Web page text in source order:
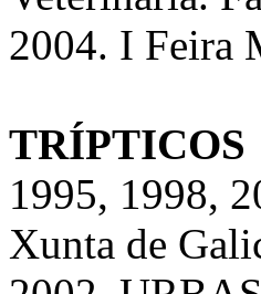
2004. I Feira
TRÍPTICOS
1995, 1998,
Xunta de